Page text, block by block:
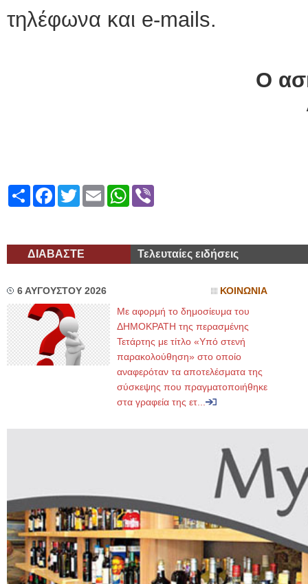
τηλέφωνα και e-mails.
Ο
ShareFacebook
TwitterEmailWhatsApp
ΔΙΑΒΑΣΤΕ Τελευταίες ειδήσεις
6 ΑΥΓΟΥΣΤΟΥ 2026 ΚΟΙΝΩΝΙΑ
Με αφορμή το δημοσίευμα του
ΔΗΜΟΚΡΑΤΗ της περασμένης
Τετάρτης με τίτλο «Υπό στενή
παρακολούθηση» στο οποίο
αναφερόταν τα αποτελέσματα της
σύσκεψης που πραγματοποιήθηκε
στα γραφεία της ετ...